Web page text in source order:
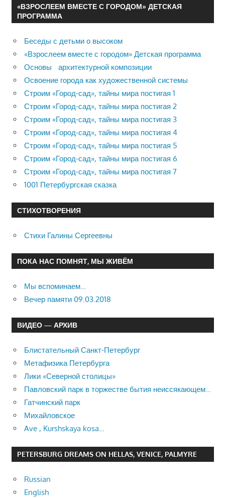
«ВЗРОСЛЕЕМ ВМЕСТЕ С ГОРОДОМ» ДЕТСКАЯ
ПРОГРАММА
Беседы с детьми о высоком
«Взрослеем вместе с городом» Детская программа
Основы архитектурной композиции
Освоение города как художественной системы
Строим «Город-сад», тайны мира постигая 1
Строим «Город-сад», тайны мира постигая 2
Строим «Город-сад», тайны мира постигая 3
Строим «Город-сад», тайны мира постигая 4
Строим «Город-сад», тайны мира постигая 5
Строим «Город-сад», тайны мира постигая 6
Строим «Город-сад», тайны мира постигая 7
1001 Петербургская сказка
СТИХОТВОРЕНИЯ
Стихи Галины Сергеевны
ПОКА НАС ПОМНЯТ, МЫ ЖИВЁМ
Мы вспоминаем…
Вечер памяти 09.03.2018
ВИДЕО — АРХИВ
Блистательный Санкт-Петербург
Метафизика Петербурга
Лики «Северной столицы»
Павловский парк в торжестве бытия неиссякающем…
Гатчинский парк
Михайловское
Ave , Kurshskaya kosa…
PETERSBURG DREAMS ON HELLAS, VENICE, PALMYRE
Russian
English